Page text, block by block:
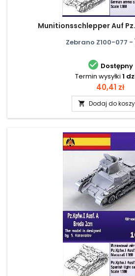
Munitionsschlepper Auf
Zebrano Z100-077 -
 Dostępny
Termin wysyłki 1
Cena
40,41 zł
 Dodaj do